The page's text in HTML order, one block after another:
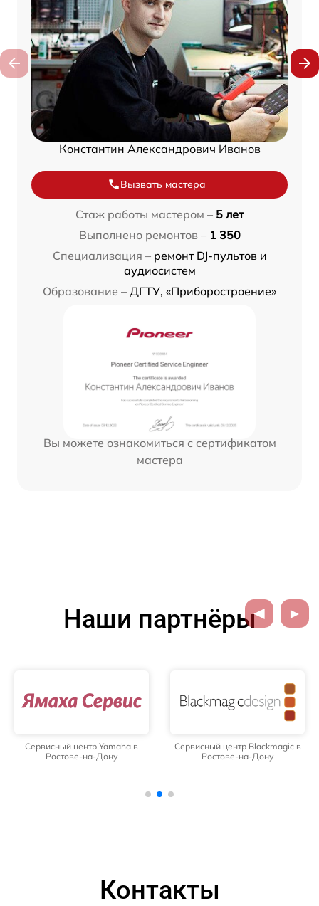
Константин Александрович Иванов
Вызвать мастера
Стаж работы мастером – 5 лет
Выполнено ремонтов – 1 350
Специализация – ремонт DJ-пультов и
аудиосистем
Образование – ДГТУ, «Приборостроение»
Вы можете ознакомиться с сертификатом
мастера
Наши партнёры
Сервисный центр Yamaha в
Ростове-на-Дону
Сервисный центр Blackmagic в
Ростове-на-Дону
Контакты